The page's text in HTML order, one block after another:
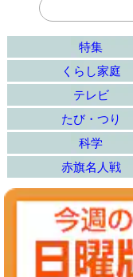
特集
くらし家庭
テレビ
たび・つり
科学
赤旗名人戦